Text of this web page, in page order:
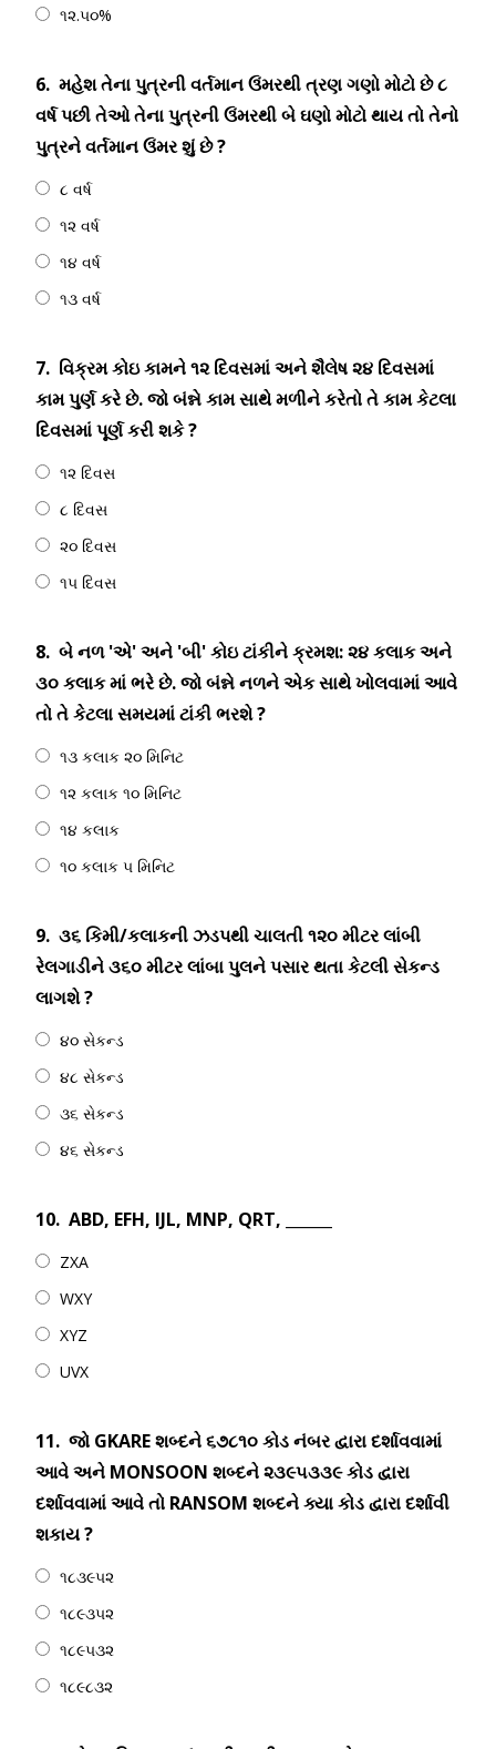
૧૨.૫૦%
6. મહેશ તેના પુત્રની વર્તમાન ઉંમરથી ત્રણ ગણો મોટો છે ૮
વર્ષ પછી તેઓ તેના પુત્રની ઉંમરથી બે ઘણો મોટો થાય તો તેનો
પુત્રને વર્તમાન ઉંમર શું છે ?
૮ વર્ષ
૧૨ વર્ષ
૧૪ વર્ષ
૧૩ વર્ષ
7. વિક્રમ કોઇ કામને ૧૨ દિવસમાં અને શૈલેષ ૨૪ દિવસમાં
કામ પુર્ણ કરે છે. જો બંન્ને કામ સાથે મળીને કરેતો તે કામ કેટલા
દિવસમાં પૂર્ણ કરી શકે ?
૧૨ દિવસ
૮ દિવસ
૨૦ દિવસ
૧૫ દિવસ
8. બે નળ 'એ' અને 'બી' કોઇ ટાંકીને ક્રમશ: ૨૪ કલાક અને
૩૦ કલાક માં ભરે છે. જો બંન્ને નળને એક સાથે ખોલવામાં આવે
તો તે કેટલા સમયમાં ટાંકી ભરશે ?
૧૩ કલાક ૨૦ મિનિટ
૧૨ કલાક ૧૦ મિનિટ
૧૪ કલાક
૧૦ કલાક ૫ મિનિટ
9. ૩૬ કિમી/કલાકની ઝડપથી ચાલતી ૧૨૦ મીટર લાંબી
રેલગાડીને ૩૬૦ મીટર લાંબા પુલને પસાર થતા કેટલી સેકન્ડ
લાગશે ?
૪૦ સેકન્ડ
૪૮ સેકન્ડ
૩૬ સેકન્ડ
૪૬ સેકન્ડ
10. ABD, EFH, IJL, MNP, QRT, ______
ZXA
WXY
XYZ
UVX
11. જો GKARE શબ્દને ૬૭૮૧૦ કોડ નંબર દ્વારા દર્શાવવામાં
આવે અને MONSOON શબ્દને ૨૩૯૫૩૩૯ કોડ દ્વારા
દર્શાવવામાં આવે તો RANSOM શબ્દને ક્યા કોડ દ્વારા દર્શાવી
શકાય ?
૧૮૩૯૫૨
૧૮૯૩૫૨
૧૮૯૫૩૨
૧૮૯૮૩૨